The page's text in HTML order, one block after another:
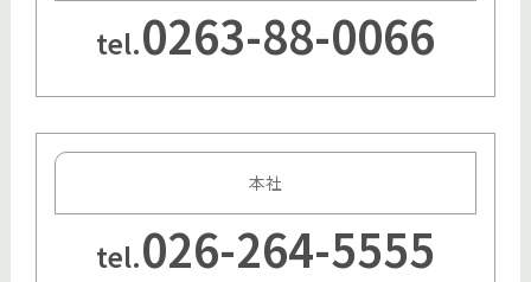
tel.0263-88-0066
本社
tel.026-264-5555